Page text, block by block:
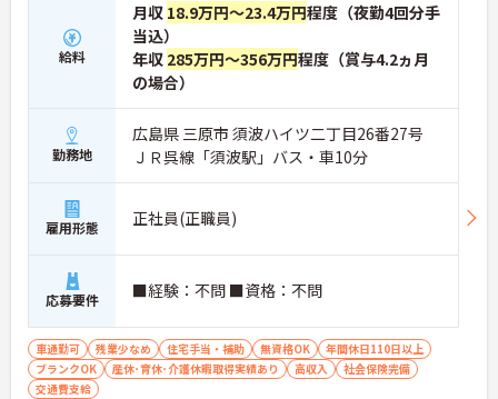
給料
月収 18.9万円～23.4万円程度（夜勤4回分手
当込）
年収 285万円～356万円程度（賞与4.2ヵ月
の場合）
勤務地
広島県 三原市 須波ハイツ二丁目26番27号
ＪＲ呉線「須波駅」バス・車10分
雇用形態 正社員(正職員)
応募要件 ■経験：不問 ■資格：不問
車通勤可 残業少なめ 住宅手当・補助 無資格OK
年間休日110日以上
ブランクOK
産休･育休･介護休暇取得実績あり 高収入
社会保険完備
交通費支給